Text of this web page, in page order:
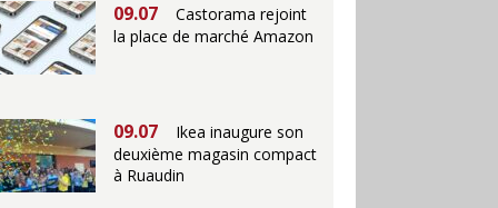
09.07
Castorama rejoint
la place de marché Amazon
09.07
Ikea inaugure son
deuxième magasin compact
à Ruaudin